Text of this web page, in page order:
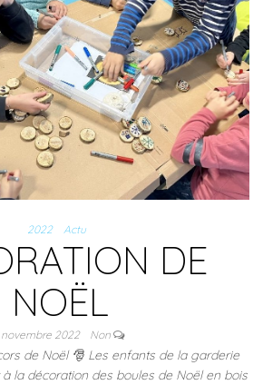
2022 Actu
DE
NOËL
novembre 2022 Non
de Noël 🎅 Les enfants de la garderie
la décoration des boules de Noël en bois